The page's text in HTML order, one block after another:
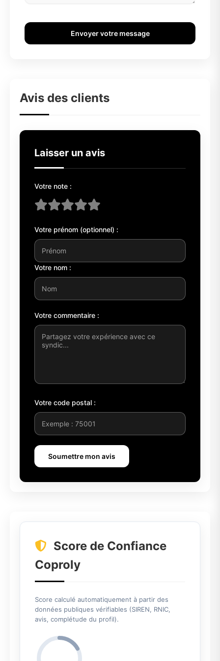
Envoyer votre message
Avis des clients
Laisser un avis
Votre note :
Votre prénom (optionnel) :
Votre nom :
Votre commentaire :
Votre code postal :
Soumettre mon avis
Score de Confiance
Coproly
Score calculé automatiquement à partir des
données publiques vérifiables (SIREN, RNIC,
avis, complétude du profil).